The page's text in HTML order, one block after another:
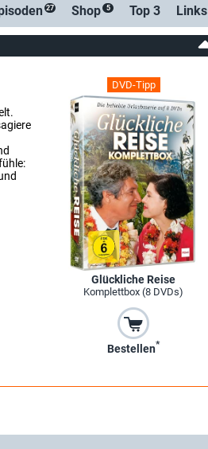
27 Shop 5 Top 3 Links
DVD-Tipp
Glückliche Reise
Komplettbox (8 DVDs)
Bestellen*